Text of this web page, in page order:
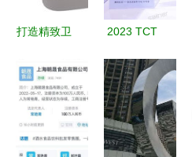
打造精致卫
业卫浴套装
四件套厂家
直销，匠心
工艺与美学
2023 TCT
工艺美术品
与礼仪用品
制造的革新
之旅